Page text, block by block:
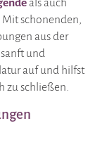
als auch
Mit schonenden,
aus der
und
auf und hilfst
zu schließen.